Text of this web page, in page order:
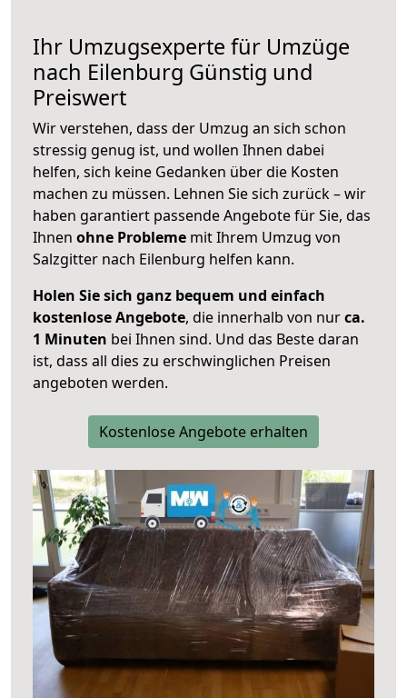
Ihr Umzugsexperte für Umzüge
nach Eilenburg Günstig und
Preiswert
Wir verstehen, dass der Umzug an sich schon
stressig genug ist, und wollen Ihnen dabei
helfen, sich keine Gedanken über die Kosten
machen zu müssen. Lehnen Sie sich zurück – wir
haben garantiert passende Angebote für Sie, das
Ihnen ohne Probleme mit Ihrem Umzug von
Salzgitter nach Eilenburg helfen kann.
Holen Sie sich ganz bequem und einfach
kostenlose Angebote, die innerhalb von nurca.
1 Minuten bei Ihnen sind. Und das Beste daran
ist, dass all dies zu erschwinglichen Preisen
angeboten werden.
Kostenlose Angebote erhalten